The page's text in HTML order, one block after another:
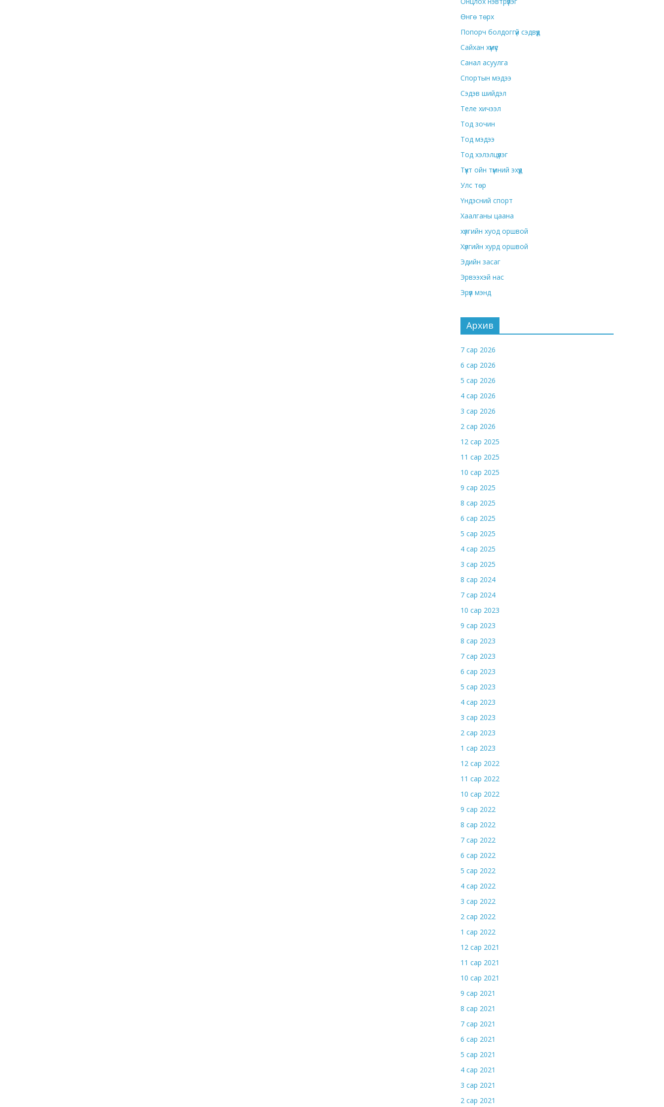
Өнгө төрх
Попорч болдоггүй сэдвүүд
Сайхан хүмүүс
Санал асуулга
Спортын мэдээ
Сэдэв шийдэл
Теле хичээл
Тод зочин
Тод мэдээ
Тод хэлэлцүүлэг
Түүхт ойн түмний эхүүд
Улс төр
Үндэсний спорт
Хаалганы цаана
хүлгийн хуод оршвой
Хүлгийн хурд оршвой
Эдийн засаг
Эрвээхэй нас
Эрүүл мэнд
Архив
7 сар 2026
6 сар 2026
5 сар 2026
4 сар 2026
3 сар 2026
2 сар 2026
12 сар 2025
11 сар 2025
10 сар 2025
9 сар 2025
8 сар 2025
6 сар 2025
5 сар 2025
4 сар 2025
3 сар 2025
8 сар 2024
7 сар 2024
10 сар 2023
9 сар 2023
8 сар 2023
7 сар 2023
6 сар 2023
5 сар 2023
4 сар 2023
3 сар 2023
2 сар 2023
1 сар 2023
12 сар 2022
11 сар 2022
10 сар 2022
9 сар 2022
8 сар 2022
7 сар 2022
6 сар 2022
5 сар 2022
4 сар 2022
3 сар 2022
2 сар 2022
1 сар 2022
12 сар 2021
11 сар 2021
10 сар 2021
9 сар 2021
8 сар 2021
7 сар 2021
6 сар 2021
5 сар 2021
4 сар 2021
3 сар 2021
2 сар 2021